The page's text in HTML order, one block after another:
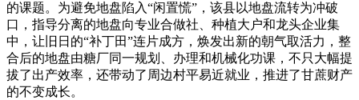
的课题。为避免地盘陷入“闲置慌”，该县以地盘流转为冲破
口，指导分离的地盘向专业合做社、种植大户和龙头企业集
中，让旧日的“补丁田”连片成方，焕发出新的朝气取活力，整
合后的地盘由糖厂同一规划、办理和机械化功课，不只大幅提
拔了出产效率，还带动了周边村平易近就业，推进了甘蔗财产
的不变成长。